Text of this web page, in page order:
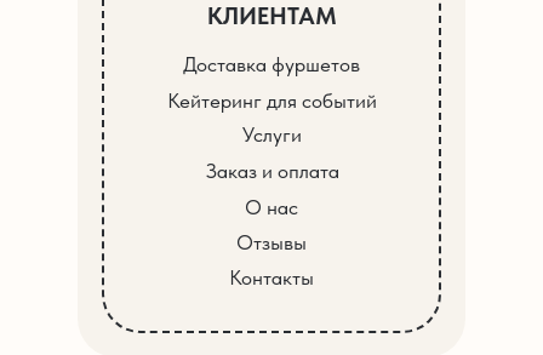
КЛИЕНТАМ
Доставка фуршетов
Кейтеринг для событий
Услуги
Заказ и оплата
О нас
Отзывы
Контакты